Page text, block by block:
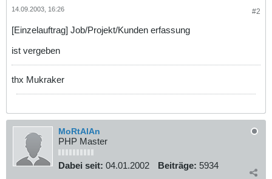
#2
14.09.2003, 16:26
[Einzelauftrag] Job/Projekt/Kunden erfassung
ist vergeben
thx Mukraker
MoRtAlAn
PHP Master
Dabei seit: 04.01.2002 Beiträge: 5934